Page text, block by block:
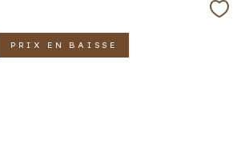
PRIX EN BAISSE